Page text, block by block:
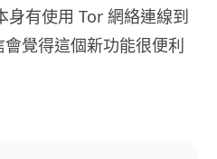
有使用 Tor 網絡連線到
覺得這個新功能很便利